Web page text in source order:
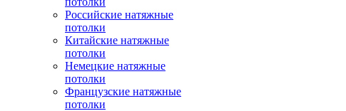
Российские натяжные
потолки
Китайские натяжные
потолки
Немецкие натяжные
потолки
Французские натяжные
потолки